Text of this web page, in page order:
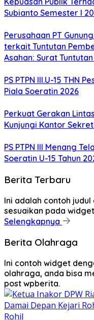
Subianto Semester I
Perusahaan PT
terkait Tuntutan
Asahan: Surat
PS PTPN III.U-15 THN
Piala Soeratin 2026
Perkuat Gerakan
Kunjungi Kantor
PS PTPN III Menang
Soeratin U-15 Tahun
Berita Terbaru
Ini adalah contoh
sesuaikan pada widget
Selengkapnya
Berita Olahraga
Ini contoh widget
olahraga, anda bisa
post wpberita.